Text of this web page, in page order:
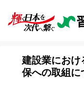
建設業におけ
保への取組に